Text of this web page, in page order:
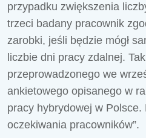
przypadku zwiększenia
trzeci badany pracownik
zarobki, jeśli będzie mógł
liczbie dni pracy zdalnej.
przeprowadzonego we
ankietowego opisanego w
pracy hybrydowej w Polsce.
oczekiwania pracowników”.